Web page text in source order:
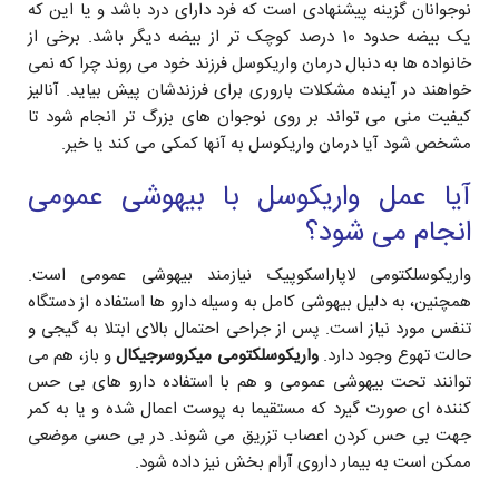
نوجوانان گزینه پیشنهادی است که فرد دارای درد باشد و یا این که
یک بیضه حدود 10 درصد کوچک تر از بیضه دیگر باشد. برخی از
خانواده ها به دنبال درمان واریکوسل فرزند خود می روند چرا که نمی
خواهند در آینده مشکلات باروری برای فرزندشان پیش بیاید. آنالیز
کیفیت منی می تواند بر روی نوجوان های بزرگ تر انجام شود تا
مشخص شود آیا درمان واریکوسل به آنها کمکی می کند یا خیر.
آیا عمل واریکوسل با بیهوشی عمومی
انجام می شود؟
واریکوسلکتومی لاپاراسکوپیک نیازمند بیهوشی عمومی است.
همچنین، به دلیل بیهوشی کامل به وسیله دارو ها استفاده از دستگاه
تنفس مورد نیاز است. پس از جراحی احتمال بالای ابتلا به گیجی و
حالت تهوع وجود دارد.واریکوسلکتومی میکروسرجیکالو باز، هم می
توانند تحت بیهوشی عمومی و هم با استفاده دارو های بی حس
کننده ای صورت گیرد که مستقیما به پوست اعمال شده و یا به کمر
جهت بی حس کردن اعصاب تزریق می شوند. در بی حسی موضعی
ممکن است به بیمار داروی آرام بخش نیز داده شود.